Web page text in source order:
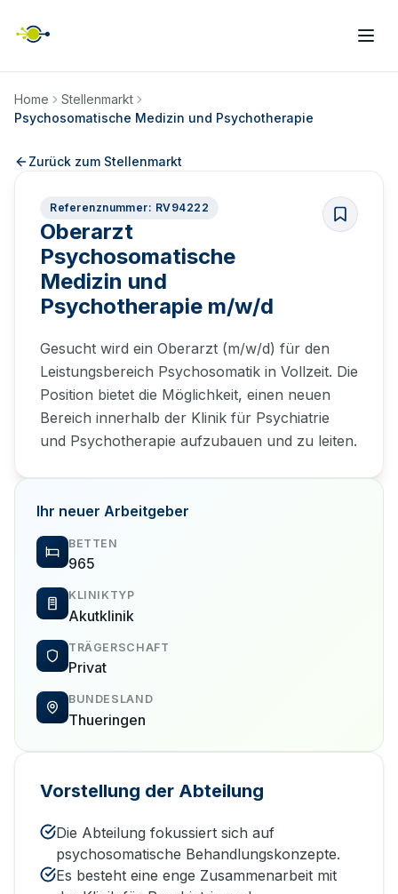
Home
Stellenmarkt
Psychosomatische Medizin und Psychotherapie
Zurück zum Stellenmarkt
Referenznummer: RV94222
Oberarzt
Psychosomatische
Medizin und
Psychotherapie m/w/d
Gesucht wird ein Oberarzt (m/w/d) für den
Leistungsbereich Psychosomatik in Vollzeit. Die
Position bietet die Möglichkeit, einen neuen
Bereich innerhalb der Klinik für Psychiatrie
und Psychotherapie aufzubauen und zu leiten.
Ihr neuer Arbeitgeber
BETTEN
965
KLINIKTYP
Akutklinik
TRÄGERSCHAFT
Privat
BUNDESLAND
Thueringen
Vorstellung der Abteilung
Die Abteilung fokussiert sich auf
psychosomatische Behandlungskonzepte.
Es besteht eine enge Zusammenarbeit mit